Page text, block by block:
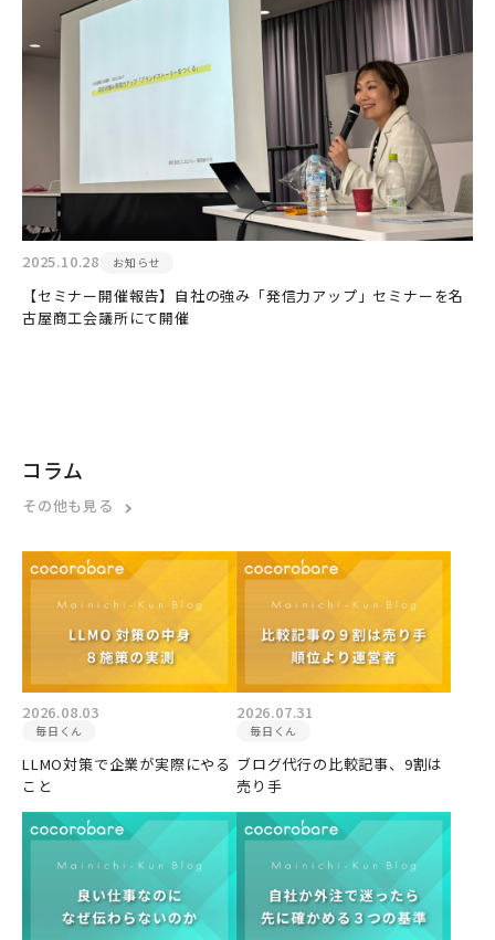
2025.10.28 お知らせ
【セミナー開催報告】自社の強み「発信力アップ」セミナーを名
古屋商工会議所にて開催
コラム
その他も見る
2026.08.03
毎日くん
LLMO対策で企業が実際にやる
こと
2026.07.31
毎日くん
ブログ代行の比較記事、9割は
売り手